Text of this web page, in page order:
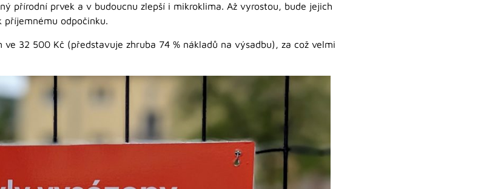
přírodní prvek a v budoucnu zlepší i mikroklima. Až vyrostou, bude jejich
odpočinku.
ve 32 500 Kč (představuje zhruba 74 % nákladů na výsadbu), za což velmi